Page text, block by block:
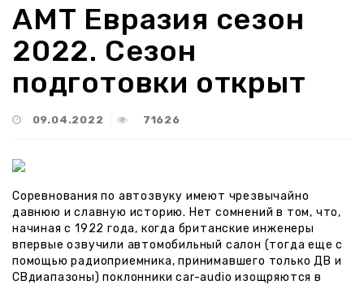
Шумоизоляция
Автоаксессуары
Блог
Акции
Услуги
Наши
работы
прошивки
АМТ Евразия сезон
2022. Сезон
подготовки открыт
09.04.2022 71626
Соревнования по автозвуку имеют чрезвычайно
давнюю и славную историю. Нет сомнений в том, что,
начиная с 1922 года, когда британские инженеры
впервые озвучили автомобильный салон (тогда еще с
помощью радиоприемника, принимавшего только ДВ и
СВдиапазоны) поклонники car-audio изощряются в